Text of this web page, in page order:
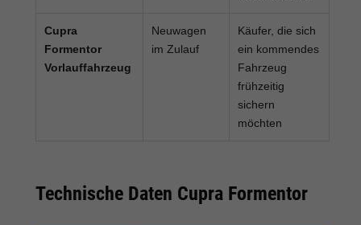
Cupra
Formentor
Vorlauffahrzeug
Neuwagen
im Zulauf
Käufer, die sich
ein kommendes
Fahrzeug
frühzeitig
sichern
möchten
Technische Daten Cupra Formentor